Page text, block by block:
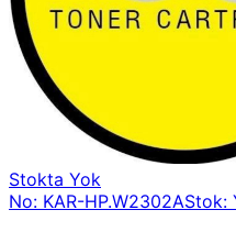
Stokta Yok
No: KAR-HP.W2302AStok: